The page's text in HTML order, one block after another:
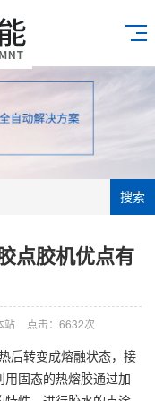
搜索
点胶机优点有
站 点击：6632次
后转变成熔融状态，接
固态的热熔胶通过加